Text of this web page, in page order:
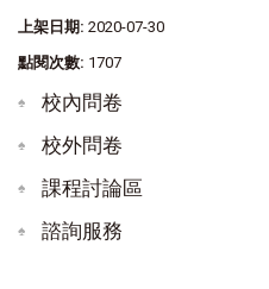
上架日期: 2020-07-30
點閱次數: 1707
校內問卷
校外問卷
課程討論區
諮詢服務